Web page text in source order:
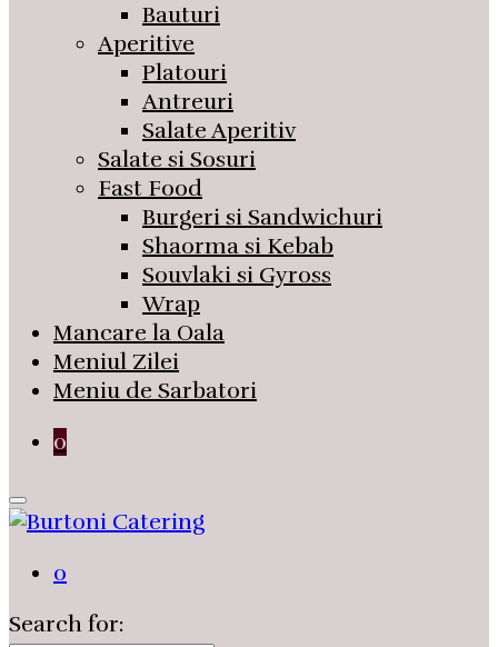
Bauturi
Aperitive
Platouri
Antreuri
Salate Aperitiv
Salate si Sosuri
Fast Food
Burgeri si Sandwichuri
Shaorma si Kebab
Souvlaki si Gyross
Wrap
Mancare la Oala
Meniul Zilei
Meniu de Sarbatori
0
0
Search for: